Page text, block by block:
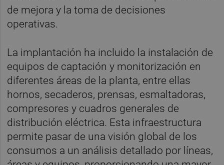
de mejora y la toma de decisiones
operativas.
La implantación ha incluido la instalación de
equipos de captación y monitorización en
diferentes áreas de la planta, entre ellas
hornos, secaderos, prensas, esmaltadoras,
compresores y cuadros generales de
distribución eléctrica. Esta infraestructura
permite pasar de una visión global de los
consumos a un análisis detallado por líneas,